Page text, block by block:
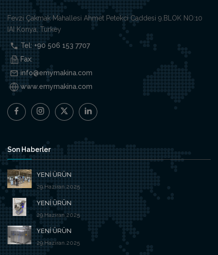
Fevzi Çakmak Mahallesi Ahmet Petekci Caddesi 9.BLOK NO:10
IAI Konya, Turkey
Tel: +90 506 153 7707
Fax:
info@emymakina.com
www.emymakina.com
Son Haberler
YENİ ÜRÜN
29.Haziran.2025
YENİ ÜRÜN
29.Haziran.2025
YENİ ÜRÜN
29.Haziran.2025